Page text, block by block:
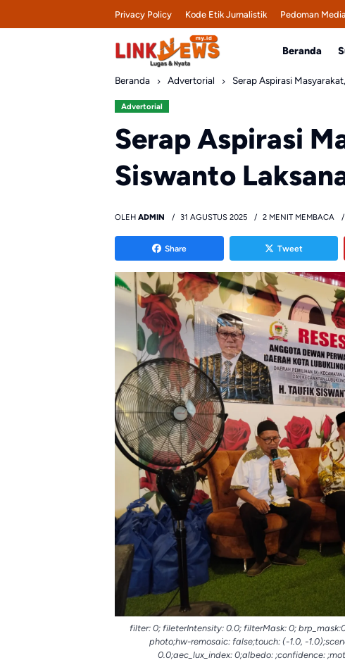
Privacy Policy Kode Etik Jurnalistik Pedoman
Beranda
Beranda Advertorial Serap Aspirasi
Advertorial
Serap Aspirasi
Siswanto
OLEH ADMIN 31 AGUSTUS 2025 2 MENIT MEMBACA
Share Tweet
filter: 0; fileterIntensity: 0.0; filterMask: 0;
photo;hw-remosaic: false;touch: (-1.0, -
0.0;aec_lux_index: 0;albedo: ;confidence: